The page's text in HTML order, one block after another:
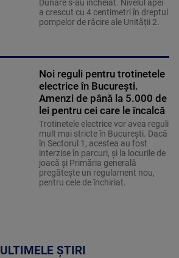
Dunăre s-au încheiat. Nivelul apei
a crescut cu 4 centimetri în dreptul
pompelor de răcire ale Unității 2.
Noi reguli pentru trotinetele
electrice în București.
Amenzi de până la 5.000 de
lei pentru cei care le încalcă
Trotinetele electrice vor avea reguli
mult mai stricte în București. Dacă
în Sectorul 1, acestea au fost
interzise în parcuri, și la locurile de
joacă și Primăria generală
pregătește un regulament nou,
pentru cele de închiriat.
ULTIMELE ȘTIRI